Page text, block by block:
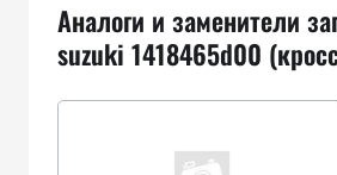
Аналоги и заменители
suzuki 1418465d00